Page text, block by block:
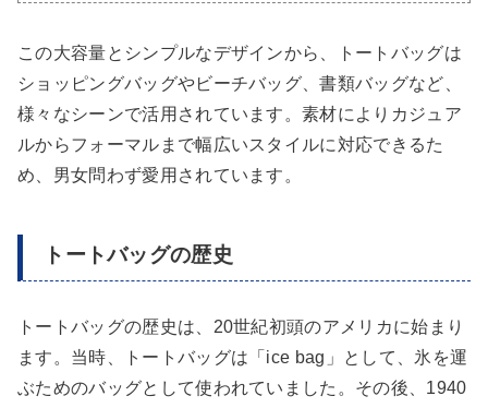
この大容量とシンプルなデザインから、トートバッグは
ショッピングバッグやビーチバッグ、書類バッグなど、
様々なシーンで活用されています。素材によりカジュア
ルからフォーマルまで幅広いスタイルに対応できるた
め、男女問わず愛用されています。
トートバッグの歴史
トートバッグの歴史は、20世紀初頭のアメリカに始まり
ます。当時、トートバッグは「ice bag」として、氷を運
ぶためのバッグとして使われていました。その後、1940